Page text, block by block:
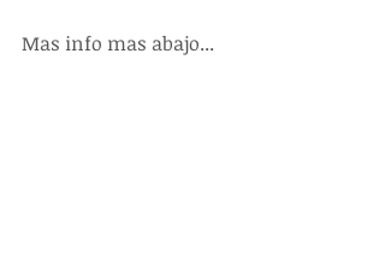
Mas info mas abajo...